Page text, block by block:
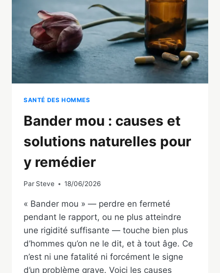
MARCHENT
VRAIMENT
SANTÉ DES HOMMES
Bander mou : causes et
solutions naturelles pour
y remédier
Par Steve 18/06/2026
« Bander mou » — perdre en fermeté
pendant le rapport, ou ne plus atteindre
une rigidité suffisante — touche bien plus
d’hommes qu’on ne le dit, et à tout âge. Ce
n’est ni une fatalité ni forcément le signe
d’un problème grave. Voici les causes